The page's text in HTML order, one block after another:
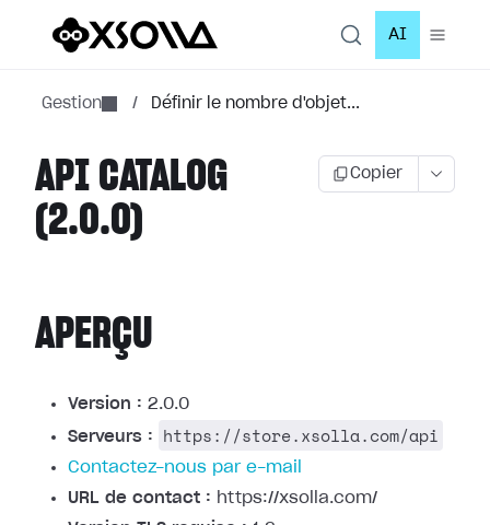
AI
Gestion / Définir le nombre d'objet...
API CATALOG
(2.0.0)
Copier
APERÇU
Version : 2.0.0
Serveurs :
https://store.xsolla.com/api
Contactez-nous par e-mail
URL de contact : https://xsolla.com/